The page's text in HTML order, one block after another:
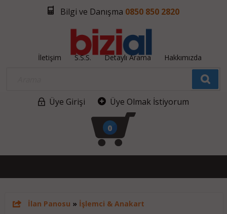
Bilgi ve Danışma 0850 850 2820
İletişim S.S.S. Detaylı Arama Hakkımızda
Üye Girişi Üye Olmak İstiyorum
0
İlan Panosu » İşlemci & Anakart